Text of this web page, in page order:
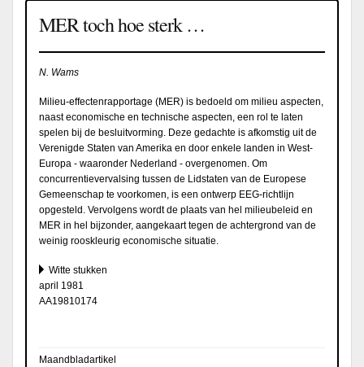
MER toch hoe sterk …
N. Wams
Milieu-effectenrapportage (MER) is bedoeld om milieu aspecten,
naast economische en technische aspecten, een rol te laten
spelen bij de besluitvorming. Deze gedachte is afkomstig uit de
Verenigde Staten van Amerika en door enkele landen in West-
Europa - waaronder Nederland - overgenomen. Om
concurrentievervalsing tussen de Lidstaten van de Europese
Gemeenschap te voorkomen, is een ontwerp EEG-richtlijn
opgesteld. Vervolgens wordt de plaats van hel milieubeleid en
MER in hel bijzonder, aangekaart tegen de achtergrond van de
weinig rooskleurig economische situatie.
Witte stukken
april 1981
AA19810174
Maandbladartikel